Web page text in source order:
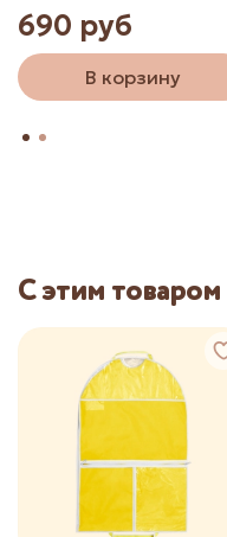
690 руб
В корзину
С этим